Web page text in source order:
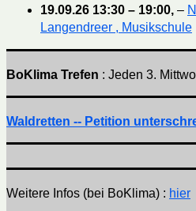
19.09.26 13:30 – 19:00, –
Langendreer , Musikschule
BoKlima Trefen : Jeden 3.
Waldretten -- Petition
Weitere Infos (bei BoKlima) : hier